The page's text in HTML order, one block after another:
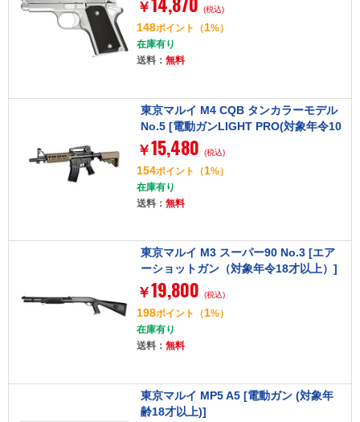
￥ (税込)
148ポイント （1%）
在庫有り
送料： 無料
東京マルイ M4 CQB タンカラーモデル
No.5 [電動ガンLIGHT PRO(対象年令10
才以上)]
￥15,480 (税込)
154ポイント （1%）
在庫有り
送料： 無料
東京マルイ M3 スーパー90 No.3 [エア
ーショットガン（対象年令18才以上）]
￥19,800 (税込)
198ポイント （1%）
在庫有り
送料： 無料
東京マルイ MP5 A5 [電動ガン (対象年
齢18才以上)]